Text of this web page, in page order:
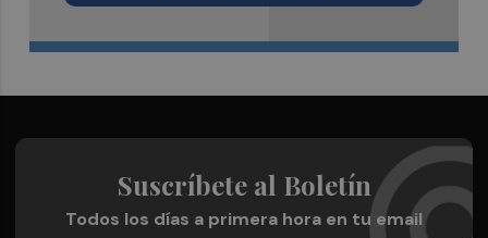
Suscríbete al Boletín
Todos los días a primera hora en tu email